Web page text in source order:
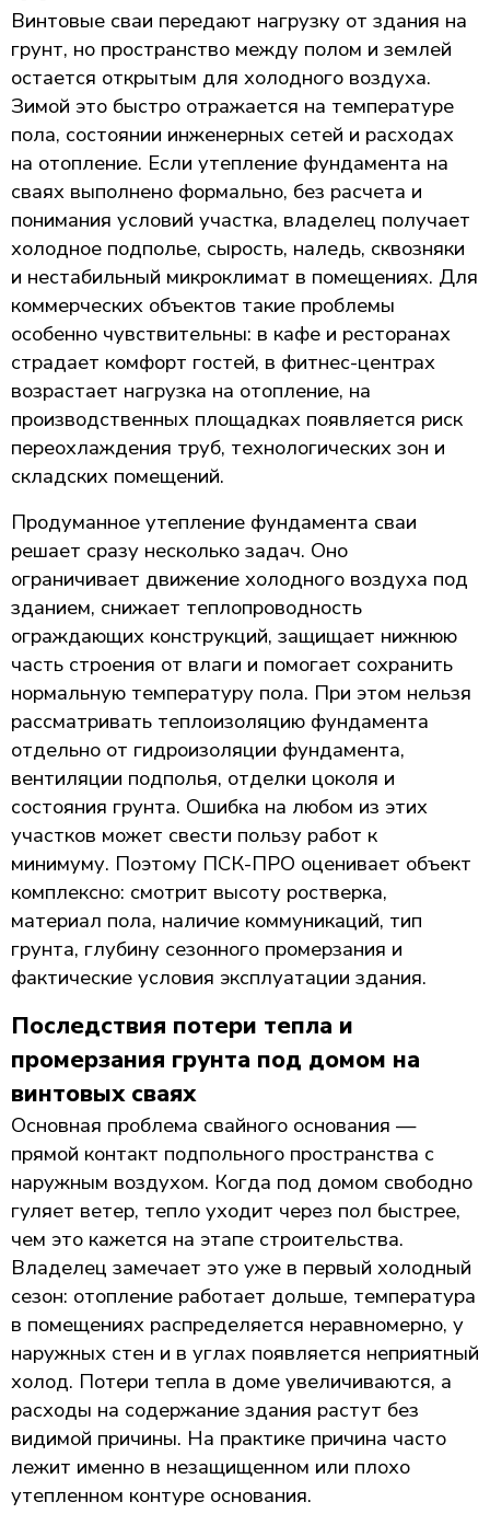
Винтовые сваи передают нагрузку от здания на
грунт, но пространство между полом и землей
остается открытым для холодного воздуха.
Зимой это быстро отражается на температуре
пола, состоянии инженерных сетей и расходах
на отопление. Если утепление фундамента на
сваях выполнено формально, без расчета и
понимания условий участка, владелец получает
холодное подполье, сырость, наледь, сквозняки
и нестабильный микроклимат в помещениях. Для
коммерческих объектов такие проблемы
особенно чувствительны: в кафе и ресторанах
страдает комфорт гостей, в фитнес-центрах
возрастает нагрузка на отопление, на
производственных площадках появляется риск
переохлаждения труб, технологических зон и
складских помещений.
Продуманное утепление фундамента сваи
решает сразу несколько задач. Оно
ограничивает движение холодного воздуха под
зданием, снижает теплопроводность
ограждающих конструкций, защищает нижнюю
часть строения от влаги и помогает сохранить
нормальную температуру пола. При этом нельзя
рассматривать теплоизоляцию фундамента
отдельно от гидроизоляции фундамента,
вентиляции подполья, отделки цоколя и
состояния грунта. Ошибка на любом из этих
участков может свести пользу работ к
минимуму. Поэтому ПСК-ПРО оценивает объект
комплексно: смотрит высоту ростверка,
материал пола, наличие коммуникаций, тип
грунта, глубину сезонного промерзания и
фактические условия эксплуатации здания.
Последствия потери тепла и
промерзания грунта под домом на
винтовых сваях
Основная проблема свайного основания —
прямой контакт подпольного пространства с
наружным воздухом. Когда под домом свободно
гуляет ветер, тепло уходит через пол быстрее,
чем это кажется на этапе строительства.
Владелец замечает это уже в первый холодный
сезон: отопление работает дольше, температура
в помещениях распределяется неравномерно, у
наружных стен и в углах появляется неприятный
холод. Потери тепла в доме увеличиваются, а
расходы на содержание здания растут без
видимой причины. На практике причина часто
лежит именно в незащищенном или плохо
утепленном контуре основания.